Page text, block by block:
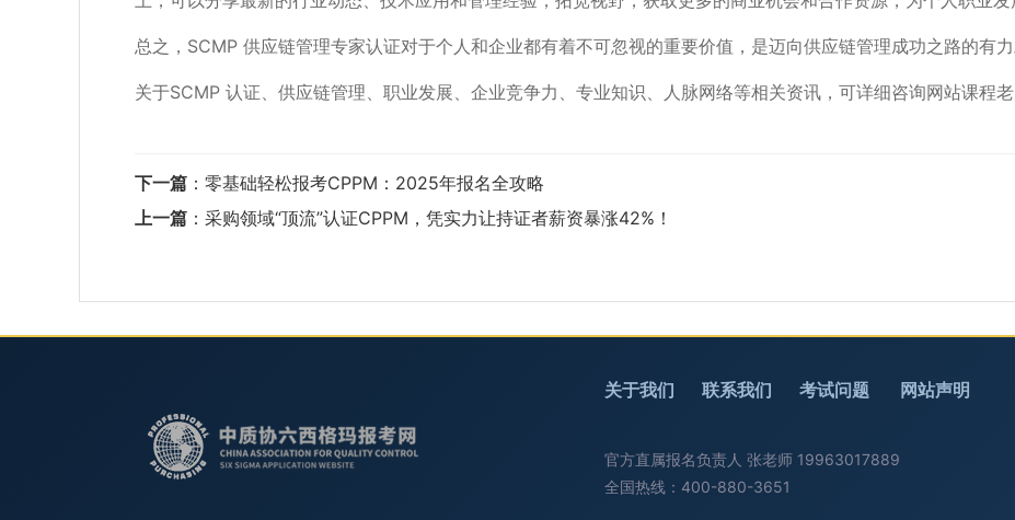
总之，SCMP 供应链管理专家认证对于个人和企业都有着不可忽视的重要价值，是迈向供应链管理成功之路的有力
关于SCMP 认证、供应链管理、职业发展、企业竞争力、专业知识、人脉网络等相关资讯，可详细咨询网站课程老
下一篇 ： 零基础轻松报考CPPM：2025年报名全攻略
上一篇 ： 采购领域“顶流”认证CPPM，凭实力让持证者薪资暴涨42%！
关于我们 联系我们 考试问题 网站声明
官方直属报名负责人 张老师 19963017889
全国热线：400-880-3651